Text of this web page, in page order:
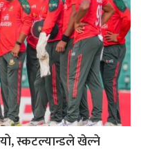
स्कटल्यान्डले खेल्ने